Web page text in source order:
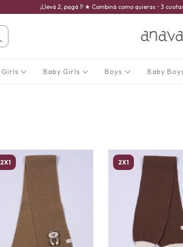
¡Llevá 2, pagá 1! ★ Combiná como quieras • 3
Girls Baby Girls Boys Baby
2X1 2X1